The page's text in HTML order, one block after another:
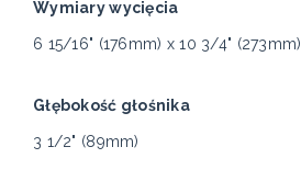
Wymiary wycięcia
6 15/16" (176mm) x 10 3/4" (273mm)
Głębokość głośnika
3 1/2" (89mm)